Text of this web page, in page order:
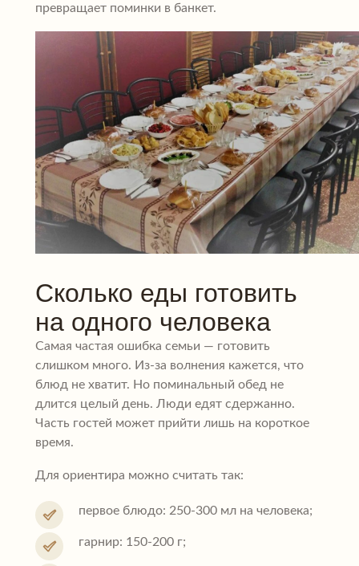
превращает поминки в банкет.
Сколько еды готовить
на одного человека
Самая частая ошибка семьи — готовить
слишком много. Из-за волнения кажется, что
блюд не хватит. Но поминальный обед не
длится целый день. Люди едят сдержанно.
Часть гостей может прийти лишь на короткое
время.
Для ориентира можно считать так:
первое блюдо: 250-300 мл на человека;
гарнир: 150-200 г;